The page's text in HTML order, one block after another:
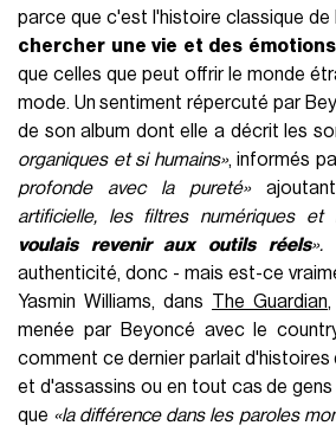
parce que c'est l'histoire classique de
chercher une vie et des
que celles que peut offrir le monde
mode. Un sentiment répercuté par
de son album dont elle a décrit les
organiques et si humains», informés
profonde avec la pureté»
artificielle, les filtres numériques et
voulais revenir aux outils réels».
authenticité, donc - mais est-ce
Yasmin Williams, dans The Guardian
menée par Beyoncé avec le
comment ce dernier parlait d'histoires
et d'assassins ou en tout cas de
que «la différence dans les paroles